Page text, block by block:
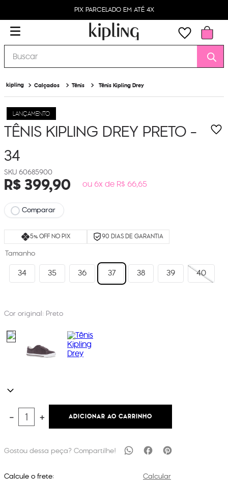
PIX PARCELADO EM ATÉ 4X
Buscar
Calçados Tênis Tênis Kipling Drey
LANÇAMENTO
TÊNIS KIPLING DREYPRETO -
34
60685900
R$399,90 ou 6x de R$ 66,65
Comparar
5% OFF NO PIX 90 DIAS DE GARANTIA
Tamanho
34 35 36 37 38 39 40
Cor original: Preto
＋
－ ADICIONAR AO CARRINHO
Calcule o frete: Calcular